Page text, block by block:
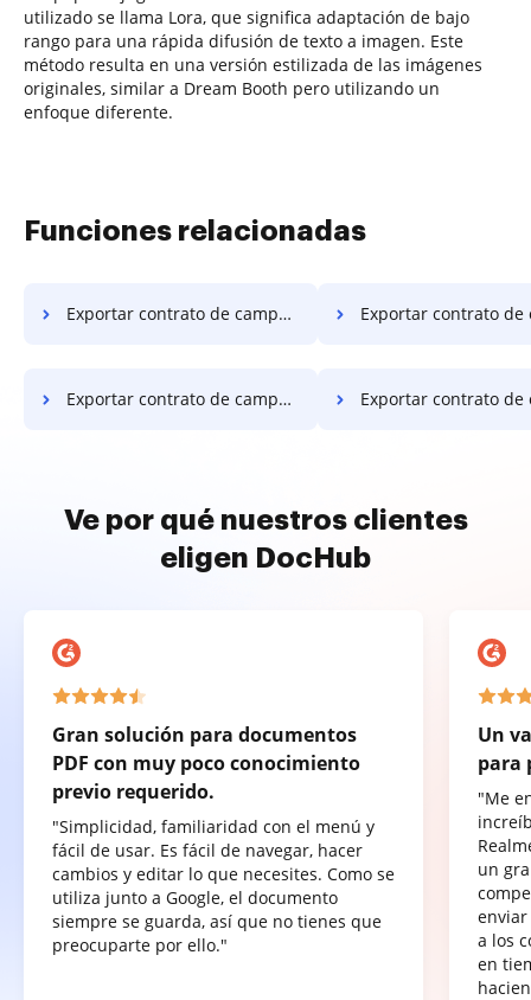
utilizado se llama Lora, que significa adaptación de bajo
rango para una rápida difusión de texto a imagen. Este
método resulta en una versión estilizada de las imágenes
originales, similar a Dream Booth pero utilizando un
enfoque diferente.
Funciones relacionadas
Exportar contrato de campo requerido en tableta Exportar contrato de campo requerido en
Exportar contrato de campo requerido en Macbook Exportar contrato de campo requerido en
Ve por qué nuestros clientes
eligen DocHub
Gran solución para documentos
PDF con muy poco conocimiento
previo requerido.
"Simplicidad, familiaridad con el menú y
fácil de usar. Es fácil de navegar, hacer
cambios y editar lo que necesites. Como se
utiliza junto a Google, el documento
siempre se guarda, así que no tienes que
preocuparte por ello."
Un
para
"Me
un
a los
en